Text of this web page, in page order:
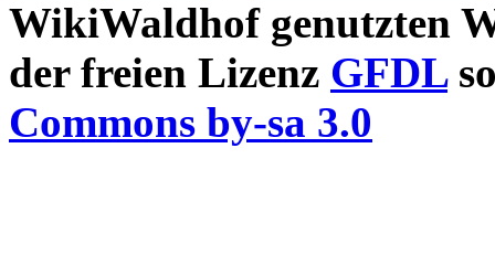
WikiWaldhof genutzten
der freien Lizenz GFDL
Commons by-sa 3.0